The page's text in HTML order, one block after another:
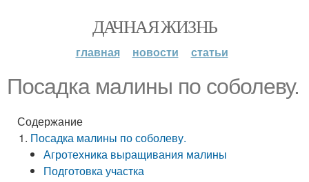
ДАЧНАЯ ЖИЗНЬ
главная новости статьи
Посадка малины по соболеву.
Содержание
Посадка малины по соболеву.
Агротехника выращивания малины
Подготовка участка